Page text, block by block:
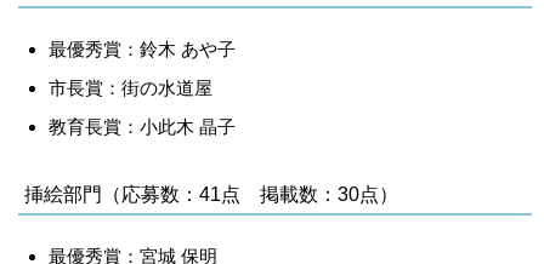
最優秀賞：鈴木 あや子
市長賞：街の水道屋
教育長賞：小此木 晶子
挿絵部門（応募数：41点 掲載数：30点）
最優秀賞：宮城 保明